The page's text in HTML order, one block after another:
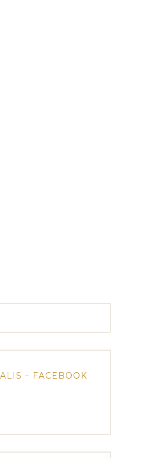
– FACEBOOK